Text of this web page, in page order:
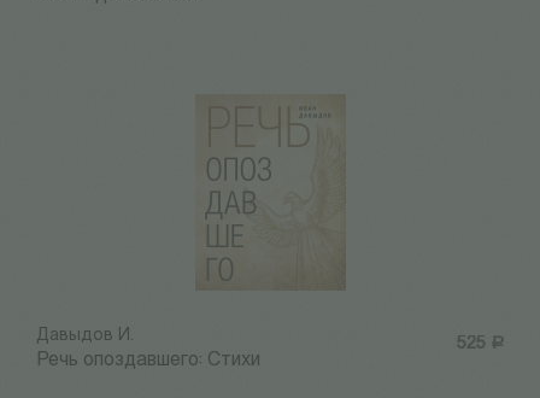
525 Р
Давыдов И.
Речь опоздавшего: Стихи